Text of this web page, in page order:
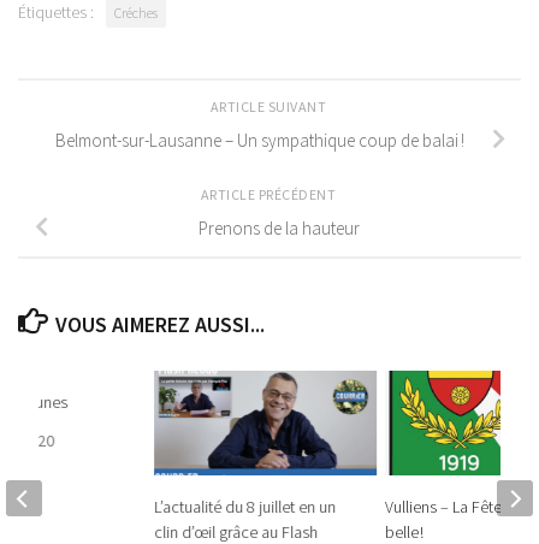
Étiquettes : Créches
ARTICLE SUIVANT
Belmont-sur-Lausanne – Un sympathique coup de balai !
ARTICLE PRÉCÉDENT
Prenons de la hauteur
VOUS AIMEREZ AUSSI...
L’actualité du 8 juillet en un
clin d’œil grâce au Flash
Vulliens – La Fête
belle !
2020